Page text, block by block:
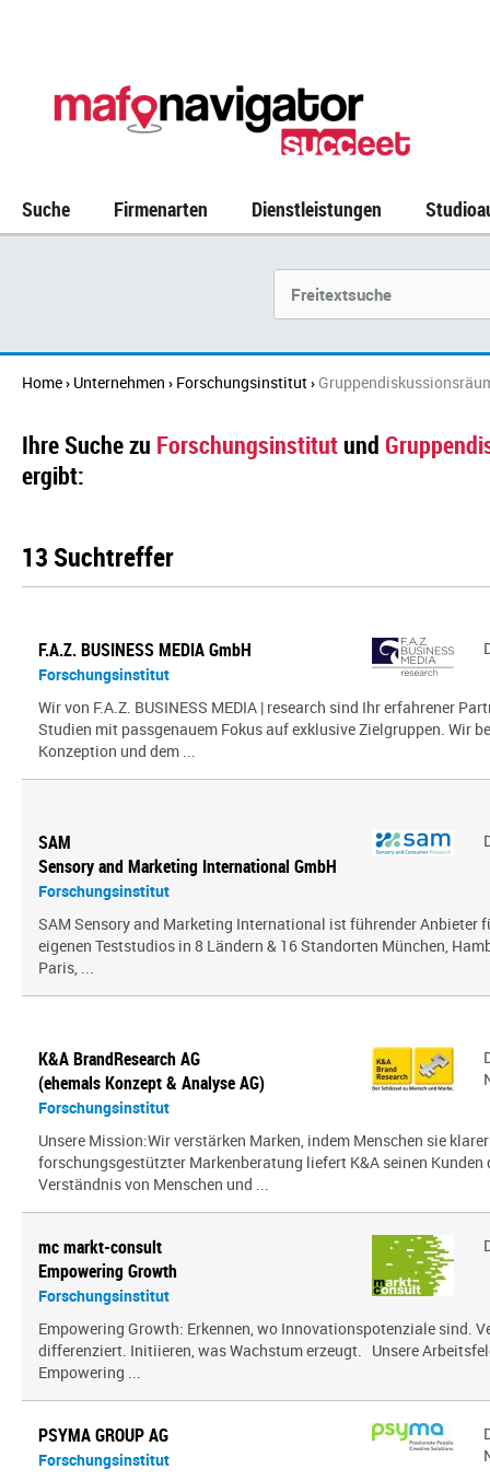
Suche Firmenarten Dienstleistungen
Home› Unternehmen › Forschungsinstitut›
Ihre Suche zu Forschungsinstitutund
ergibt:
13 Suchtreffer
F.A.Z. BUSINESS MEDIA GmbH
Forschungsinstitut
Wir von F.A.Z. BUSINESS MEDIA | research sind Ihr erfahrener
Studien mit passgenauem Fokus auf exklusive Zielgruppen. Wir
Konzeption und dem ...
SAM
Sensory and Marketing International GmbH
Forschungsinstitut
SAM Sensory and Marketing International ist führender Anbieter
eigenen Teststudios in 8 Ländern & 16 Standorten München,
Paris, ...
K&A BrandResearch AG
(ehemals Konzept & Analyse AG)
Forschungsinstitut
Unsere Mission:Wir verstärken Marken, indem Menschen sie
forschungsgestützter Markenberatung liefert K&A seinen Kunden
Verständnis von Menschen und ...
mc markt-consult
Empowering Growth
Forschungsinstitut
Empowering Growth: Erkennen, wo Innovationspotenziale sind.
differenziert. Initiieren, was Wachstum erzeugt. Unsere
Empowering ...
PSYMA GROUP AG
Forschungsinstitut